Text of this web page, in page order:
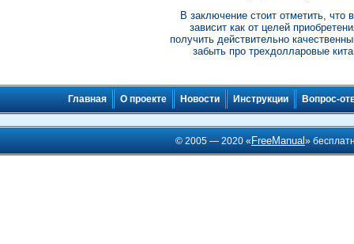
В заключение стоит отметить,
зависит как от целей
получить действительно
забыть про трехдолларовые
Главная О проекте Новости Инструкции Вопрос-
© 2005 — 2020 « FreeManual»